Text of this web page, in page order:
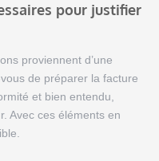
pour justifier
proviennent d’une
de préparer la facture
et bien entendu,
Avec ces éléments en